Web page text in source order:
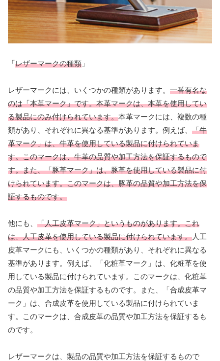
「レザーマークの種類 」
レザーマークには、いくつかの種類があります。 一番有名な
のは「本革マーク」です。本革マークは、本革を使用してい
る製品にのみ付けられています。本革マークには、複数の種
類があり、それぞれに異なる基準があります。例えば、 「牛
革マーク」は、牛革を使用している製品に付けられていま
す。このマークは、牛革の品質や加工方法を保証するもので
す。また、「豚革マーク」は、豚革を使用している製品に付
けられています。このマークは、豚革の品質や加工方法を保
証するものです。
他にも、 「人工皮革マーク」というものがあります。これ
は、人工皮革を使用している製品に付けられています。人工
皮革マークにも、いくつかの種類があり、それぞれに異なる
基準があります。例えば、「化粧革マーク」は、化粧革を使
用している製品に付けられています。このマークは、化粧革
の品質や加工方法を保証するものです。また、「合成皮革マ
ーク」は、合成皮革を使用している製品に付けられていま
す。このマークは、合成皮革の品質や加工方法を保証するも
のです。
レザーマークは、製品の品質や加工方法を保証するもので